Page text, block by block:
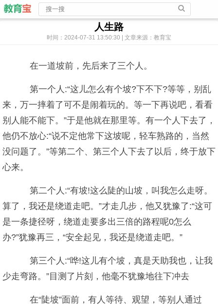
人生路
时间：2024-07-31 13:50:30 | 文章来源：教育宝
在一道坡前，先后来了三个人。
第一个人:“这儿怎么有个坡?下不下?等等，别乱
来，万一摔着了可不是闹着玩的。等一下再说吧，看看
别人能不能下。”于是他就在那里等。有一个人下去了，
他仍不放心:“说不定他常下这坡呢，轻车熟路的，当然
没问题了。”等第二个、第三个人下去了以后，终于放下
心来。
第二个人:“有坡!这么陡的山坡，叫我怎么走呀。
算了，我还是绕道走吧。”才走几步，他又犹豫了:“这可
是一条捷径呀，绕道走要多出三倍的路程呢0怎么
办?”犹豫再三，“安全起见，我还是绕道走吧。”
第三个人:“哗!这儿有个坡，真是天助我也，让我
少走弯路。”目测了片刻，他毫不犹豫地往下冲去
在“陡坡”面前，有人等待、观望，等别人通过